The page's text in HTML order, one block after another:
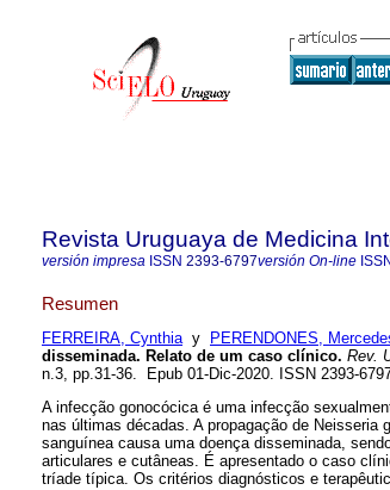
Revista Uruguaya de Medicina
versión impresa ISSN 2393-6797versión On-line ISSN
Resumen
FERREIRA, Cynthiay PERENDONES,
disseminada. Relato de um caso clínico. Rev.
n.3, pp.31-36. Epub 01-Dic-2020. ISSN 2393-
A infecção gonocócica é uma infecção
nas últimas décadas. A propagação de Neisseria
sanguínea causa uma doença disseminada,
articulares e cutâneas. É apresentado o caso
tríade típica. Os critérios diagnósticos e